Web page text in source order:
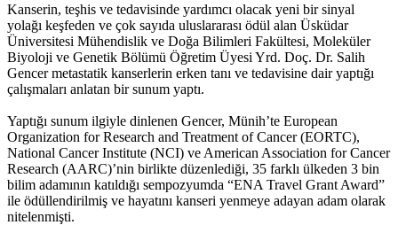
Kanserin, teşhis ve tedavisinde yardımcı olacak yeni bir sinyal
yolağı keşfeden ve çok sayıda uluslararası ödül alan Üsküdar
Üniversitesi Mühendislik ve Doğa Bilimleri Fakültesi, Moleküler
Biyoloji ve Genetik Bölümü Öğretim Üyesi Yrd. Doç. Dr. Salih
Gencer metastatik kanserlerin erken tanı ve tedavisine dair yaptığı
çalışmaları anlatan bir sunum yaptı.
Yaptığı sunum ilgiyle dinlenen Gencer, Münih’te European
Organization for Research and Treatment of Cancer (EORTC),
National Cancer Institute (NCI) ve American Association for Cancer
Research (AARC)’nin birlikte düzenlediği, 35 farklı ülkeden 3 bin
bilim adamının katıldığı sempozyumda “ENA Travel Grant Award”
ile ödüllendirilmiş ve hayatını kanseri yenmeye adayan adam olarak
nitelenmişti.